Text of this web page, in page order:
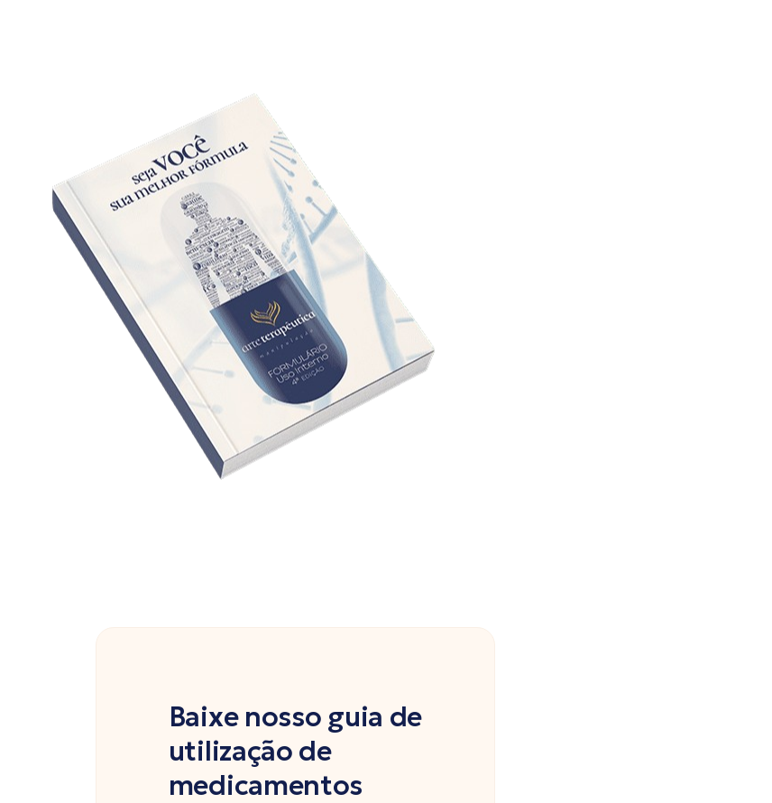
Baixe nosso guia de
utilização de
medicamentos